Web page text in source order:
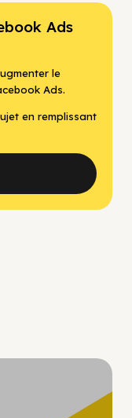
Ads
le
Ads.
en remplissant